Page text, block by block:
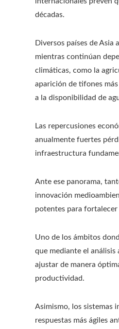
décadas.
Diversos países de
mientras continúan
climáticas, como la
aparición de tifones
a la disponibilidad de
Las repercusiones
anualmente fuertes
infraestructura
Ante ese panorama,
innovación
potentes para
Uno de los ámbitos
que mediante el
ajustar de manera
productividad.
Asimismo, los sistemas
respuestas más ágiles